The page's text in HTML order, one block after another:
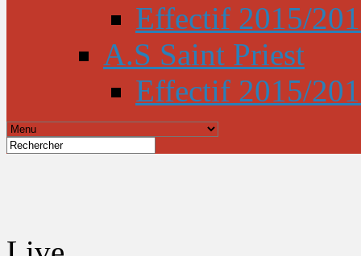
Effectif 2015/
A.S Saint Priest
Effectif 2015/